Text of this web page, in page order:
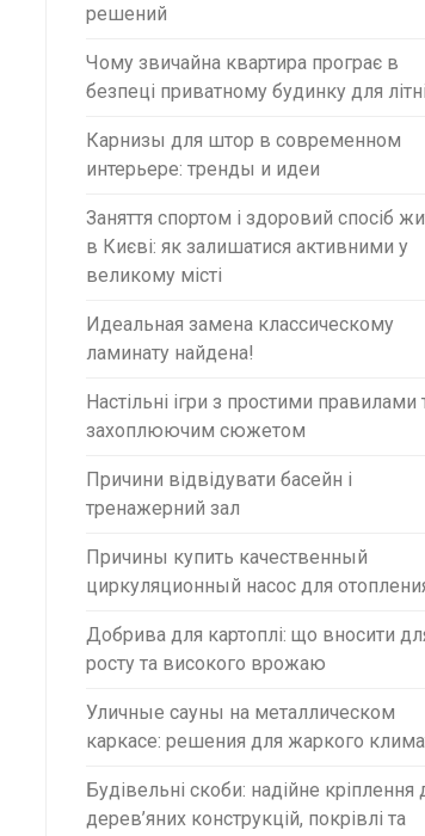
решений
Чому звичайна квартира програє в
безпеці приватному будинку для
Карнизы для штор в современном
интерьере: тренды и идеи
Заняття спортом і здоровий спосіб
в Києві: як залишатися активними у
великому місті
Идеальная замена классическому
ламинату найдена!
Настільні ігри з простими правилами
захоплюючим сюжетом
Причини відвідувати басейн і
тренажерний зал
Причины купить качественный
циркуляционный насос для
Добрива для картоплі: що вносити
росту та високого врожаю
Уличные сауны на металлическом
каркасе: решения для жаркого
Будівельні скоби: надійне кріплення
дерев’яних конструкцій, покрівлі та